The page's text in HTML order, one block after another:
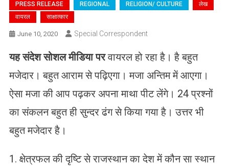
PRESS RELEASE
REGIONAL RELIGION/ CULTURE
लेख
वायरल
साक्षात्कार
June 10, 2020 Special Correspondent
यह संदेश सोशल मीडिया परवायरल हो रहा है। है बहुत
मजेदार। बहुत आराम से पढ़िएगा। मजा अन्तिम में आएगा।
ऐसा मजा की आप पढ़कर अपना माथा पीट लेंगे। 24 प्रश्नों
का संकलन बहुत ही सुन्दर ढंग से किया गया है। उत्तर भी
बहुत मजेदार है।
1. क्षेत्रफल की दृष्टि से राजस्थान का देश में कौन सा स्थान